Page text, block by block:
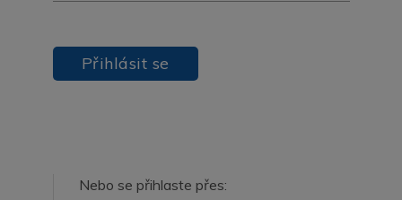
Přihlásit se
Nebo se přihlaste přes: